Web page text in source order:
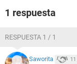
1 respuesta
RESPUESTA 1 / 1
Saworita 11